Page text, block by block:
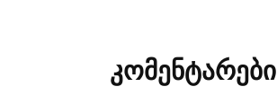
კომენტარები